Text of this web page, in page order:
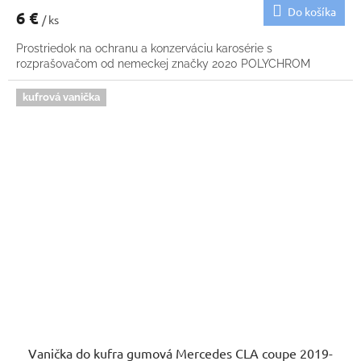
6 € / ks
Do košíka
Prostriedok na ochranu a konzerváciu karosérie s
rozprašovačom od nemeckej značky 2020 POLYCHROM
kufrová vanička
Vanička do kufra gumová Mercedes CLA coupe 2019-